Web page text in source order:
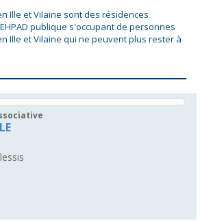
Ille et Vilaine sont des résidences
publique s'occupant de personnes
Ille et Vilaine qui ne peuvent plus rester à